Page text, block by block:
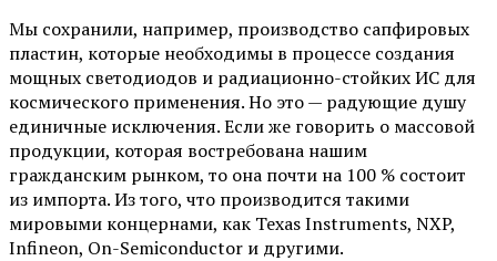
Мы сохранили, например, производство сапфировых
пластин, которые необходимы в процессе создания
мощных светодиодов и радиационно-стойких ИС для
космического применения. Но это — радующие душу
единичные исключения. Если же говорить о массовой
продукции, которая востребована нашим
гражданским рынком, то она почти на 100 % состоит
из импорта. Из того, что производится такими
мировыми концернами, как Texas Instruments, NXP,
Infineon, On-Semiconductor и другими.